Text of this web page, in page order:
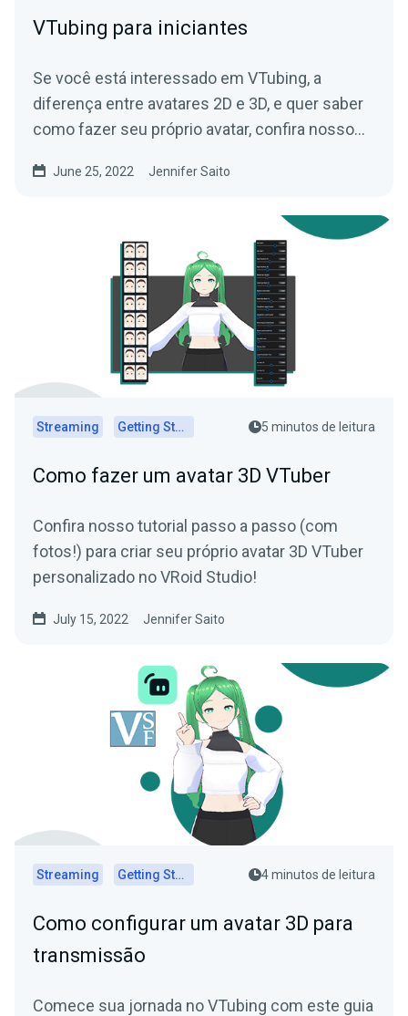
VTubing para iniciantes
Se você está interessado em VTubing, a
diferença entre avatares 2D e 3D, e quer saber
como fazer seu próprio avatar, confira nosso
June 25, 2022 Jennifer Saito
Streaming Getting Started 5 minutos de leitura
Como fazer um avatar 3D VTuber
Confira nosso tutorial passo a passo (com
fotos!) para criar seu próprio avatar 3D VTuber
personalizado no VRoid Studio!
July 15, 2022 Jennifer Saito
Streaming Getting Started 4 minutos de leitura
Como configurar um avatar 3D para
transmissão
Comece sua jornada no VTubing com este guia